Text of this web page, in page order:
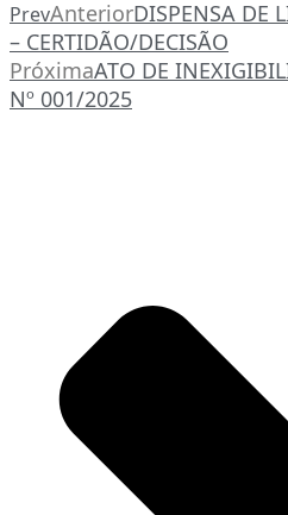
PrevAnteriorDISPENSA DE
– CERTIDÃO/DECISÃO
PróximaATO DE
Nº 001/2025